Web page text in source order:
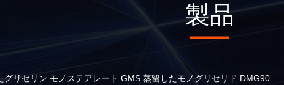
製品
グリセリン モノステアレート GMS 蒸留したモノグリセリド DMG90